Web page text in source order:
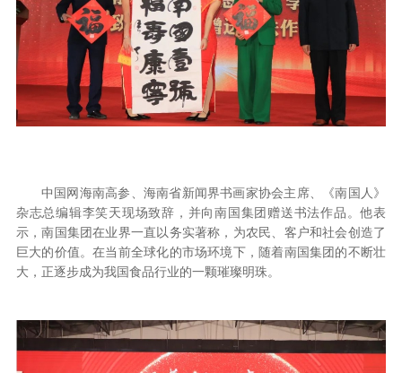
中国网海南高参、海南省新闻界书画家协会主席、《南国人》
杂志总编辑李笑天现场致辞，并向南国集团赠送书法作品。他表
示，南国集团在业界一直以务实著称，为农民、客户和社会创造了
巨大的价值。在当前全球化的市场环境下，随着南国集团的不断壮
大，正逐步成为我国食品行业的一颗璀璨明珠。